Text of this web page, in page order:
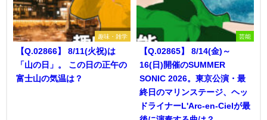
趣味・雑学
【Q.02866】 8/11(火祝)は
「山の日」。 この日の正午の
富士山の気温は？
芸能
【Q.02865】 8/14(金)～
16(日)開催のSUMMER
SONIC 2026。東京公演・最
終日のマリンステージ、ヘッ
ドライナーL'Arc-en-Cielが最